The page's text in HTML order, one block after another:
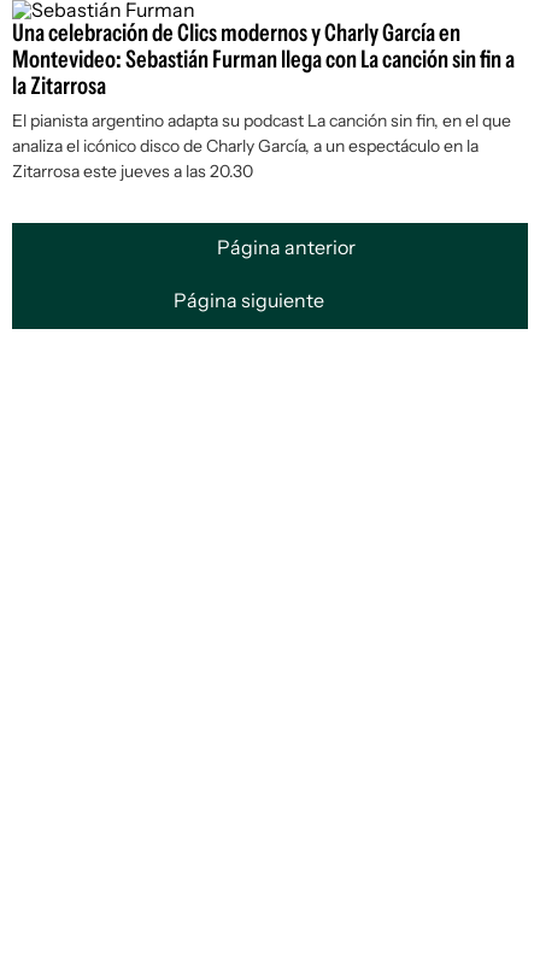
Una celebración de Clics modernos y Charly García en
Montevideo: Sebastián Furman llega con La canción sin fin a
la Zitarrosa
El pianista argentino adapta su podcast La canción sin fin, en el que
analiza el icónico disco de Charly García, a un espectáculo en la
Zitarrosa este jueves a las 20.30
Página anterior
Página siguiente